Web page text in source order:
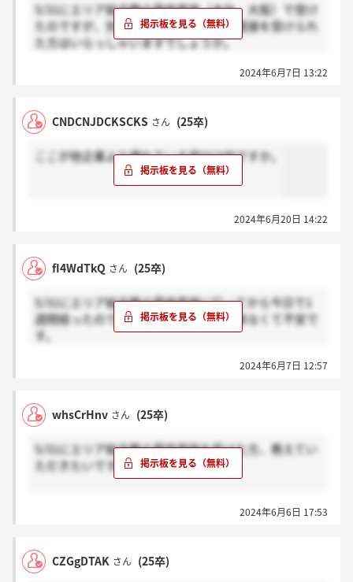
5/31にエリア総合職の最終面接（本社、大阪）で受け
たのですが、別日もしくは別の場所で面接を受けられ
た方はいらっしゃいますでしょうか。
面接日程、場所は選べず、面接時間で選べたのは8つ
での面接のみだと最高でも24人しか最終面接を受けれ
てないということになると思うのですが、それだと例
心配しております。
また、結果の連絡もまだのため不安が募る一方です…
それ以外の場所、時間で受けた方→ほんと？
よろしくお願いします。
2024年6月7日 13:22
CNDCNJDCKSCKS さん (25卒)
ここが他企業より優れている部分は何ですか。
2024年6月20日 14:22
fI4WdTkQ さん (25卒)
5/31にエリア総合職の最終面接に行ってから今日で1
週間経ったのですが、まだ結果連絡が来なくて不安で
す。
まだの方→ほんと？
を押していただきたいです。
関西電力は最終面接もサイレントなのか分かる方いら
っしゃいましたら教えていただきたいです。。。
2024年6月7日 12:57
whsCrHnv さん (25卒)
5/31にエリア総合職の最終面接を受けた方、教えてい
ただきたいです。
面接官からは2週間以内に伝えるとお伺いはしてるの
2024年6月6日 17:53
CZGgDTAK さん (25卒)